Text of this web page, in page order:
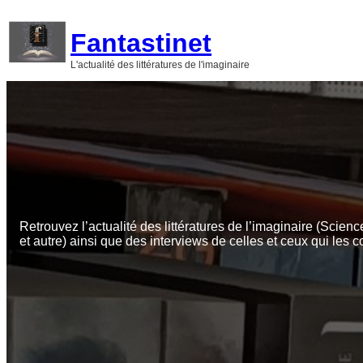
contenu
Fantastinet
L'actualité des littératures de l'imaginaire
Retrouvez l’actualité des littératures de l’imaginaire
et autre) ainsi que des interviews de celles et ceux qui les